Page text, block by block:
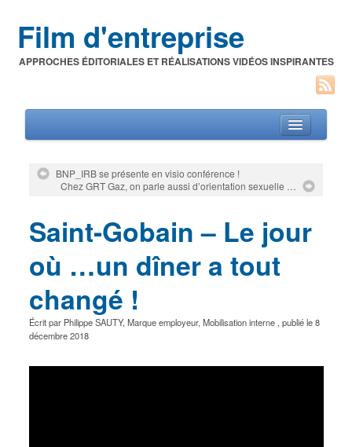
Film d'entreprise
APPROCHES ÉDITORIALES ET RÉALISATIONS VIDÉOS INSPIRANTES
A propos de l’auteur
BNP_IRB se présente en visio conférence !
Chez GRT Gaz, on parle aussi d’orientation sexuelle …
Saint-Gobain – Le jour
où …un dîner a tout
changé !
Écrit par Philippe SAUTY, Marque employeur, Mobilisation interne, publié le8
décembre 2018